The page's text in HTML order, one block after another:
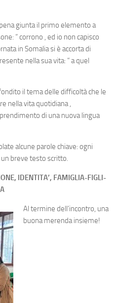
giunta il primo elemento a
” corrono , ed io non capisco
in Somalia si è accorta di
nella sua vita: ” a quel
il tema delle difficoltà che le
nella vita quotidiana ,
di una nuova lingua
alcune parole chiave: ogni
breve testo scritto.
IDENTITA’, FAMIGLIA-FIGLI-
Al termine dell’incontro, una
buona merenda insieme!